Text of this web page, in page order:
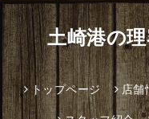
土崎港の
トップページ 店舗